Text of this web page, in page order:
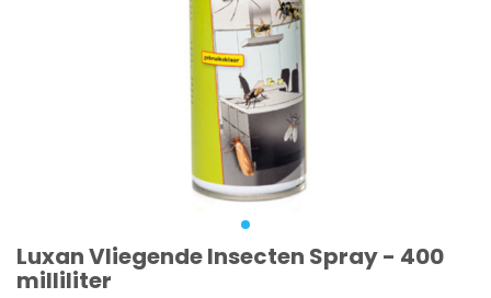
Luxan Vliegende Insecten Spray - 400
milliliter